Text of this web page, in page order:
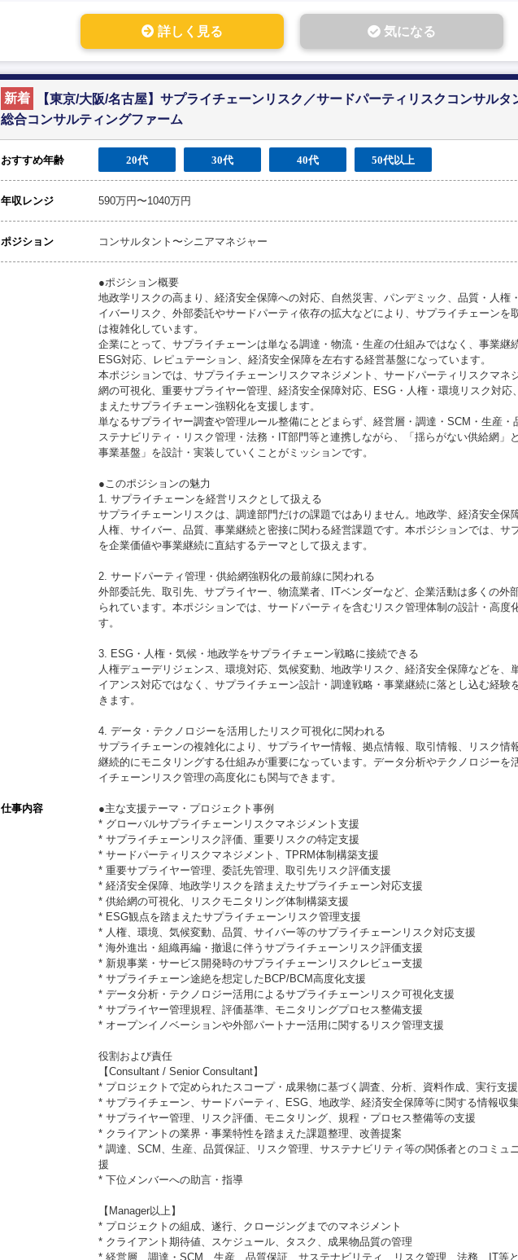
詳しく見る 気になる
新着
【東京/大阪/名古屋】サプライチェーンリスク／サードパーティリスクコンサルタ
総合コンサルティングファーム
おすすめ年齢 20代 30代 40代 50代以上
年収レンジ 590万円〜1040万円
ポジション コンサルタント〜シニアマネジャー
仕事内容
●ポジション概要
地政学リスクの高まり、経済安全保障への対応、自然災害、パンデミック、品質・人権
イバーリスク、外部委託やサードパーティ依存の拡大などにより、サプライチェーンを
は複雑化しています。
企業にとって、サプライチェーンは単なる調達・物流・生産の仕組みではなく、事業継
ESG対応、レピュテーション、経済安全保障を左右する経営基盤になっています。
本ポジションでは、サプライチェーンリスクマネジメント、サードパーティリスクマネ
網の可視化、重要サプライヤー管理、経済安全保障対応、ESG・人権・環境リスク対応
まえたサプライチェーン強靱化を支援します。
単なるサプライヤー調査や管理ルール整備にとどまらず、経営層・調達・SCM・生産・
ステナビリティ・リスク管理・法務・IT部門等と連携しながら、「揺らがない供給網」
事業基盤」を設計・実装していくことがミッションです。
●このポジションの魅力
1. サプライチェーンを経営リスクとして扱える
サプライチェーンリスクは、調達部門だけの課題ではありません。地政学、経済安全保
人権、サイバー、品質、事業継続と密接に関わる経営課題です。本ポジションでは、サ
を企業価値や事業継続に直結するテーマとして扱えます。
2. サードパーティ管理・供給網強靱化の最前線に関われる
外部委託先、取引先、サプライヤー、物流業者、ITベンダーなど、企業活動は多くの外
られています。本ポジションでは、サードパーティを含むリスク管理体制の設計・高度
す。
3. ESG・人権・気候・地政学をサプライチェーン戦略に接続できる
人権デューデリジェンス、環境対応、気候変動、地政学リスク、経済安全保障などを、
イアンス対応ではなく、サプライチェーン設計・調達戦略・事業継続に落とし込む経験
きます。
4. データ・テクノロジーを活用したリスク可視化に関われる
サプライチェーンの複雑化により、サプライヤー情報、拠点情報、取引情報、リスク情
継続的にモニタリングする仕組みが重要になっています。データ分析やテクノロジーを
イチェーンリスク管理の高度化にも関与できます。
●主な支援テーマ・プロジェクト事例
* グローバルサプライチェーンリスクマネジメント支援
* サプライチェーンリスク評価、重要リスクの特定支援
* サードパーティリスクマネジメント、TPRM体制構築支援
* 重要サプライヤー管理、委託先管理、取引先リスク評価支援
* 経済安全保障、地政学リスクを踏まえたサプライチェーン対応支援
* 供給網の可視化、リスクモニタリング体制構築支援
* ESG観点を踏まえたサプライチェーンリスク管理支援
* 人権、環境、気候変動、品質、サイバー等のサプライチェーンリスク対応支援
* 海外進出・組織再編・撤退に伴うサプライチェーンリスク評価支援
* 新規事業・サービス開発時のサプライチェーンリスクレビュー支援
* サプライチェーン途絶を想定したBCP/BCM高度化支援
* データ分析・テクノロジー活用によるサプライチェーンリスク可視化支援
* サプライヤー管理規程、評価基準、モニタリングプロセス整備支援
* オープンイノベーションや外部パートナー活用に関するリスク管理支援
役割および責任
【Consultant / Senior Consultant】
* プロジェクトで定められたスコープ・成果物に基づく調査、分析、資料作成、実行支援
* サプライチェーン、サードパーティ、ESG、地政学、経済安全保障等に関する情報収
* サプライヤー管理、リスク評価、モニタリング、規程・プロセス整備等の支援
* クライアントの業界・事業特性を踏まえた課題整理、改善提案
* 調達、SCM、生産、品質保証、リスク管理、サステナビリティ等の関係者とのコミュ
援
* 下位メンバーへの助言・指導
【Manager以上】
* プロジェクトの組成、遂行、クロージングまでのマネジメント
* クライアント期待値、スケジュール、タスク、成果物品質の管理
* 経営層、調達・SCM、生産、品質保証、サステナビリティ、リスク管理、法務、IT等